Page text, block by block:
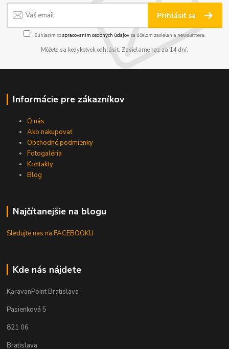
Prihlásiť sa
Súhlasím sospracovaním osobných údajov za účelom zasielania newslettera.
Môžete sa kedykoľvek odhlásiť. Zasielame raz za 14 dní.
Informácie pre zákazníkov
O nás
Ako nakupovať
Obchodné podmienky
Fotogaléria
Kontakty
Blog
Najčítanejšie na blogu
Sledujte nas na FACEBOOKU
Kde nás nájdete
KaravanPoint Bratislava
Pasienková 5
821 06
Bratislava